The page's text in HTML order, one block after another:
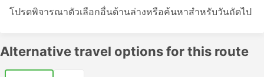
โปรดพิจารณาตัวเลือกอื่นด้านล่างหรือค้นหาสำหรับวันถัดไป
Alternative travel options for this route